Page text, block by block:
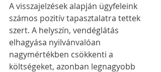
A visszajelzések alapján ügyfeleink
számos pozitív tapasztalatra tettek
szert. A helyszín, vendéglátás
elhagyása nyilvánvalóan
nagymértékben csökkenti a
költségeket, azonban legnagyobb